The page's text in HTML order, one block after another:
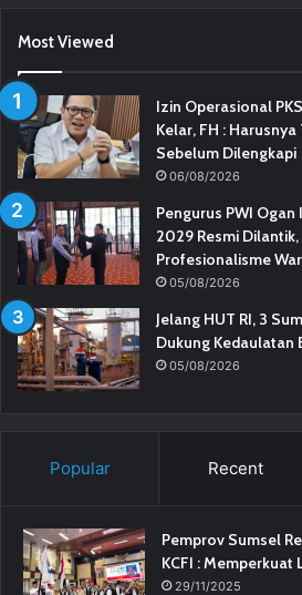
Most Viewed
Izin Operasional
Kelar, FH :
Sebelum Dilengkapi
06/08/2026
Pengurus PWI
2029 Resmi
Profesionalisme
05/08/2026
Jelang HUT RI, 3
Dukung Kedaulatan
05/08/2026
Popular Recent
Pemprov Sumsel
KCFI : Memperkuat
29/11/2025